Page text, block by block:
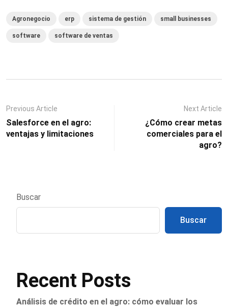
Agronegocio erp sistema de gestión small businesses
software software de ventas
Previous Article
Salesforce en el agro:
ventajas y limitaciones
Next Article
¿Cómo crear metas
comerciales para el
agro?
Buscar
Buscar
Recent Posts
Análisis de crédito en el agro: cómo evaluar los